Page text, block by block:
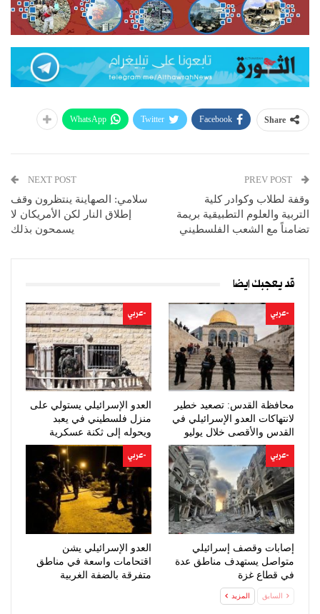
Share
Facebook
Twitter
WhatsApp
وقفة لطلاب وكوادر كلية
التربية والعلوم التطبيقية بريمة
تضامناً مع الشعب الفلسطيني
NEXT POST
سلامي: الصهاينة ينتظرون وقف
إطلاق النار لكن الأمريكان لا
يسمحون بذلك
قد يعجبك ايضا
-عربي
محافظة القدس: تصعيد خطير
لانتهاكات العدو الإسرائيلي في
القدس والأقصى خلال يوليو
-عربي
العدو الإسرائيلي يستولي على
منزل فلسطيني في يعبد
ويحوله إلى ثكنة عسكرية
-عربي
إصابات وقصف إسرائيلي
متواصل يستهدف مناطق عدة
في قطاع غزة
-عربي
العدو الإسرائيلي يشن
اقتحامات واسعة في مناطق
متفرقة بالضفة الغربية
السابق المزيد